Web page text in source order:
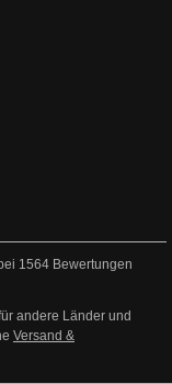
1564 Bewertungen
andere Länder und
Versand &